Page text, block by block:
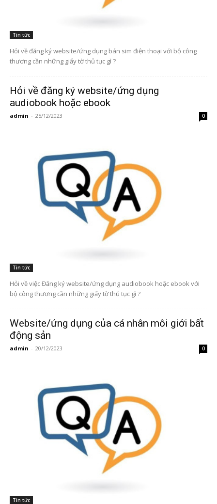
Tin tức
Hỏi về đăng ký website/ứng dụng bán sim điện thoại với bộ công
thương cần những giấy tờ thủ tục gì ?
Hỏi về đăng ký website/ứng dụng
audiobook hoặc ebook
admin - 25/12/2023 0
Tin tức
Hỏi về việc Đăng ký website/ứng dụng audiobook hoặc ebook với
bộ công thương cần những giấy tờ thủ tục gì ?
Website/ứng dụng của cá nhân môi giới bất
động sản
admin - 20/12/2023 0
Tin tức